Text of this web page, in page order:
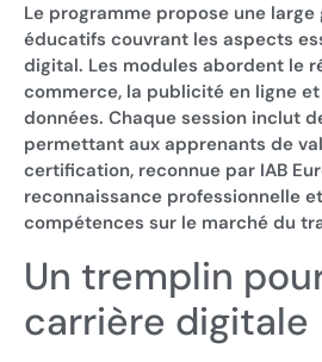
Le programme propose une
éducatifs couvrant les aspects
digital. Les modules abordent le
commerce, la publicité en ligne et
données. Chaque session inclut
permettant aux apprenants de
certification, reconnue par IAB
reconnaissance professionnelle
compétences sur le marché du
Un tremplin
carrière digitale